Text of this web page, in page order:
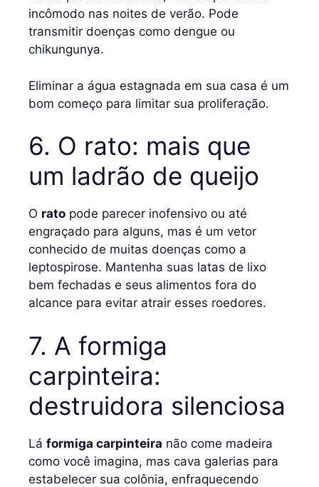
incômodo nas noites de verão. Pode
transmitir doenças como dengue ou
chikungunya.
Eliminar a água estagnada em sua casa é um
bom começo para limitar sua proliferação.
6. O rato: mais que
um ladrão de queijo
O rato pode parecer inofensivo ou até
engraçado para alguns, mas é um vetor
conhecido de muitas doenças como a
leptospirose. Mantenha suas latas de lixo
bem fechadas e seus alimentos fora do
alcance para evitar atrair esses roedores.
7. A formiga
carpinteira:
destruidora silenciosa
Lá formiga carpinteira não come madeira
como você imagina, mas cava galerias para
estabelecer sua colônia, enfraquecendo